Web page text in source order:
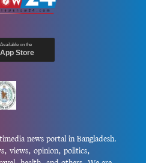
Available on the
App Store
news portal in Bangladesh.
views, opinion, politics,